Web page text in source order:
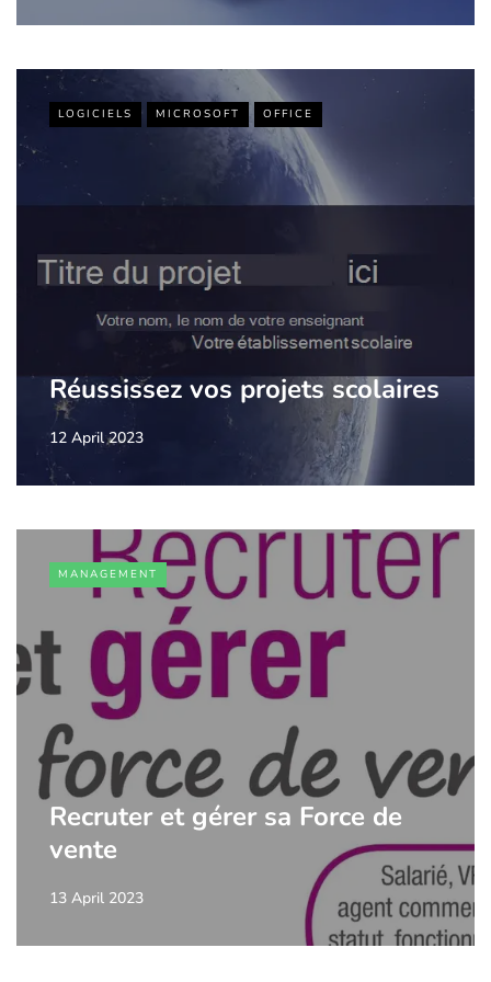
LOGICIELS MICROSOFT OFFICE
Réussissez vos projets scolaires
12 April 2023
MANAGEMENT
Recruter et gérer sa Force de
vente
13 April 2023